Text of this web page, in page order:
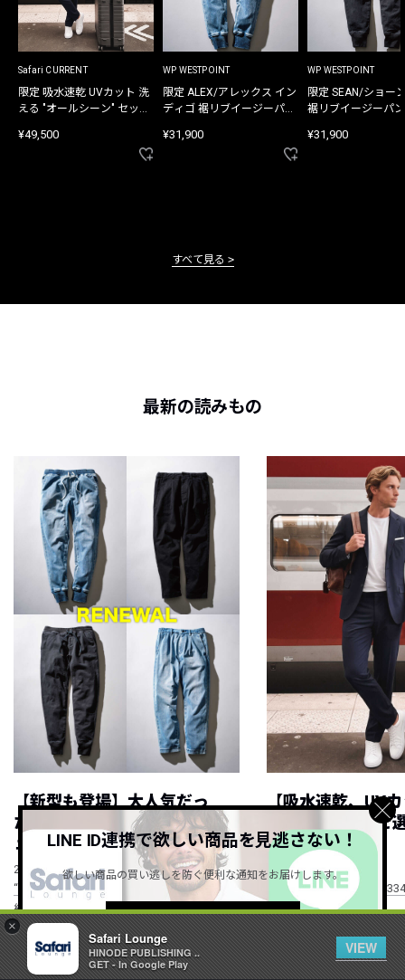
×
Safari Lounge
HINODE PUBLISHING ..
GET - In Google Play
VIEW
Safari CURRENT
限定 吸水速乾 UVカット 洗
える "オールシーン" セット
¥49,500
WP WESTPOINT
限定 ALEX/アレックス イン
ディゴ 裾リブイージーパン
¥31,900
WP WESTPOINT
限定 SEAN/ショー
裾リブイージーパ
¥31,900
すべて見る
最新の読みもの
【新型も登場】大人気だっ
た”WP”イージーパンツがリニ
ューアル！
2026.08.08
NEW
“WP”のイージーパンツを徹底解説&コーデ
紹介
【吸水速乾、UV
るetc.】シーンを
セットアップ！
2026.08.07
NEW
RECOMMEND ITEM vol.334
すべて見る
LINE ID連携で欲しい商品を見逃さない！
欲しい商品の買い逃しを防ぐ便利な通知をお届けします。
詳しくはこちら ＞